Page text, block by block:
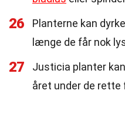
26
Planterne kan
længe de får nok
27
Justicia planter
året under de rette